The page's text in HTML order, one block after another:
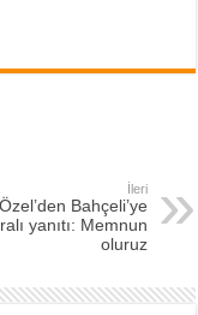
İleri
Bahçeli’ye
yanıtı: Memnun
oluruz